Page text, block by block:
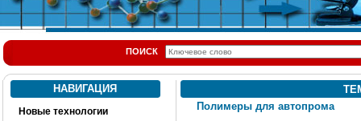
ПОИСК
НАВИГАЦИЯ
Новые технологии
Полимеры для автопрома